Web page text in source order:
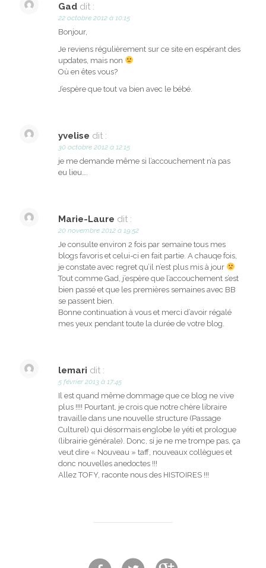
Gad dit :
22 octobre 2012 à 10:15
Bonjour,
Je reviens régulièrement sur ce site en espérant des
updates, mais non
Où en êtes vous?
J’espère que tout va bien avec le bébé.
yvelise dit :
30 octobre 2012 à 12:15
je me demande même si l’accouchement n’a pas
eu lieu….
Marie-Laure dit :
20 novembre 2012 à 19:52
Je consulte environ 2 fois par semaine tous mes
blogs favoris et celui-ci en fait partie. A chauqe fois,
je constate avec regret qu’il n’est plus mis à jour
Tout comme Gad, j’espère que l’accouchement s’est
bien passé et que les premières semaines avec BB
se passent bien.
Bonne continuation à vous et merci d’avoir régalé
mes yeux pendant toute la durée de votre blog.
lemari dit :
5 février 2013 à 17:45
Il est quand même dommage que ce blog ne vive
plus !!!! Pourtant, je crois que notre chère libraire
travaille dans une nouvelle structure (Passage
Culturel) qui désormais englobe le yéti et prologue
(librairie générale). Donc, si je ne me trompe pas, ça
veut dire « Nouveau » taff, nouveaux collègues et
donc nouvelles anedoctes !!!
Allez TOFY, raconte nous des HISTOIRES !!!